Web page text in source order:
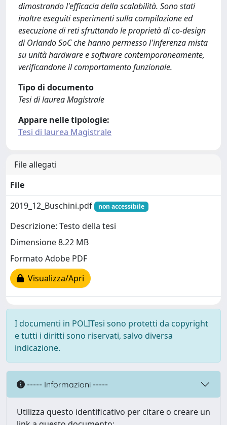
dimostrando l'efficacia della scalabilità. Sono stati
inoltre eseguiti esperimenti sulla compilazione ed
esecuzione di reti sfruttando le proprietà di co-design
di Orlando SoC che hanno permesso l'inferenza mista
su unità hardware e software contemporaneamente,
verificandone il comportamento funzionale.
Tipo di documento
Tesi di laurea Magistrale
Appare nelle tipologie:
Tesi di laurea Magistrale
File allegati
File
2019_12_Buschini.pdf
non accessibile
Descrizione: Testo della tesi
Dimensione 8.22 MB
Formato Adobe PDF
Visualizza/Apri
I documenti in POLITesi sono protetti da copyright
e tutti i diritti sono riservati, salvo diversa
indicazione.
----- Informazioni -----
Utilizza questo identificativo per citare o creare un